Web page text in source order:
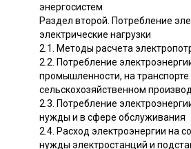
энергосистем
Раздел второй. Потребление
электрические нагрузки
2.1. Методы расчета
2.2. Потребление
промышленности, на транспорте
сельскохозяйственном
2.3. Потребление
нужды и в сфере обслуживания
2.4. Расход электроэнергии на
нужды электростанций и